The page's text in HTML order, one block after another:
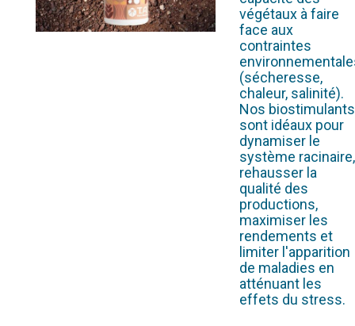
végétaux à faire
face aux
contraintes
(sécheresse,
chaleur, salinité).
Nos biostimulants
sont idéaux pour
dynamiser le
système racinaire,
rehausser la
qualité des
productions,
maximiser les
rendements et
limiter l'apparition
de maladies en
atténuant les
effets du stress.